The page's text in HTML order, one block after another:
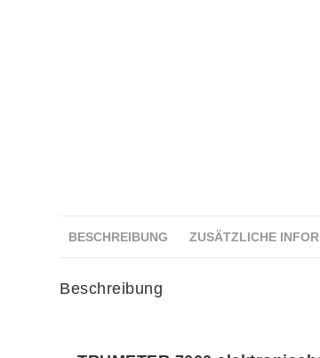
BESCHREIBUNG ZUSÄTZLICHE
Beschreibung